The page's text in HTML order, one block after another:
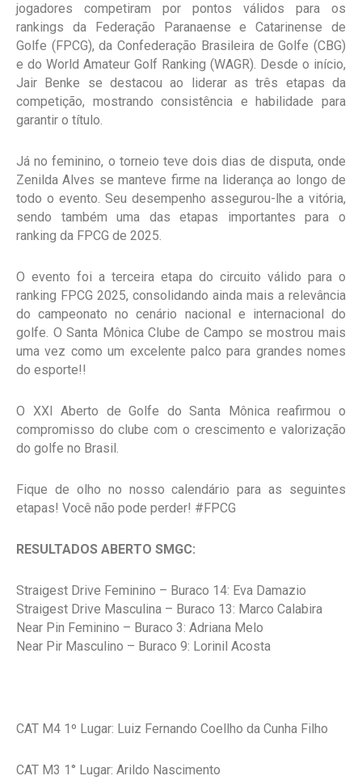
jogadores competiram por pontos válidos para os
rankings da Federação Paranaense e Catarinense de
Golfe (FPCG), da Confederação Brasileira de Golfe (CBG)
e do World Amateur Golf Ranking (WAGR). Desde o início,
Jair Benke se destacou ao liderar as três etapas da
competição, mostrando consistência e habilidade para
garantir o título.
Já no feminino, o torneio teve dois dias de disputa, onde
Zenilda Alves se manteve firme na liderança ao longo de
todo o evento. Seu desempenho assegurou-lhe a vitória,
sendo também uma das etapas importantes para o
ranking da FPCG de 2025.
O evento foi a terceira etapa do circuito válido para o
ranking FPCG 2025, consolidando ainda mais a relevância
do campeonato no cenário nacional e internacional do
golfe. O Santa Mônica Clube de Campo se mostrou mais
uma vez como um excelente palco para grandes nomes
do esporte!!
O XXI Aberto de Golfe do Santa Mônica reafirmou o
compromisso do clube com o crescimento e valorização
do golfe no Brasil.
Fique de olho no nosso calendário para as seguintes
etapas! Você não pode perder! #FPCG
RESULTADOS ABERTO SMGC:
Straigest Drive Feminino – Buraco 14: Eva Damazio
Straigest Drive Masculina – Buraco 13: Marco Calabira
Near Pin Feminino – Buraco 3: Adriana Melo
Near Pir Masculino – Buraco 9: Lorinil Acosta
CAT M4 1º Lugar: Luiz Fernando Coellho da Cunha Filho
CAT M3 1° Lugar: Arildo Nascimento